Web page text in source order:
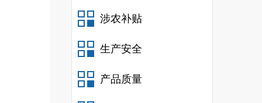
涉农补贴
生产安全
产品质量